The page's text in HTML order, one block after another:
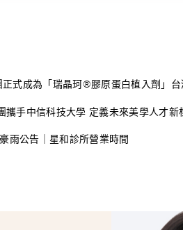
正式成為「瑞晶珂®膠原蛋白植入劑」
攜手中信科技大學 定義未來美學人才新
雨公告｜星和診所營業時間